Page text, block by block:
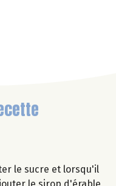
le sucre et lorsqu'il